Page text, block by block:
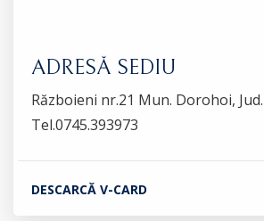
ADRESĂ SEDIU
Războieni nr.21 Mun. Dorohoi,
Tel.0745.393973
DESCARCĂ V-CARD